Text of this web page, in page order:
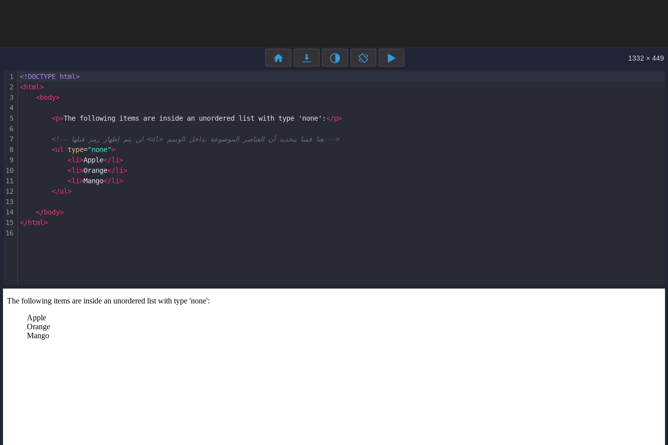
1332 × 449
1
<!DOCTYPE html>
2
<html>
3
<body>
4
5
<p>The following items are inside an unordered list with type 'none':</p>
6
7
<!-- لن يتم إظهار رمز قبلها <ul> هنا قمنا بتحديد أن العناصر الموضوعة بداخل الوسم -->
8
<ul type="none">
9
<li>Apple</li>
10
<li>Orange</li>
11
<li>Mango</li>
12
</ul>
13
14
</body>
15
</html>
16